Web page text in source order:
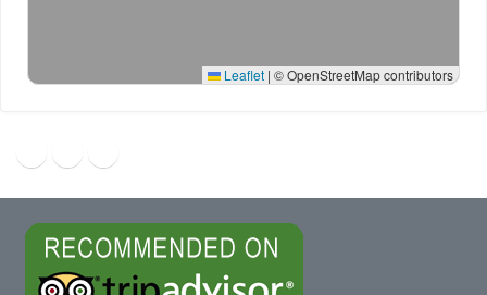
Leaflet | © OpenStreetMap contributors